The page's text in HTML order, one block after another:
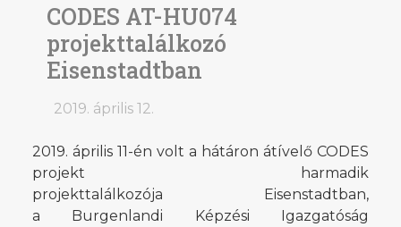
CODES AT-HU074
projekttalálkozó
Eisenstadtban
2019. április 12.
2019. április 11-én volt a hátáron átívelő CODES
projekt harmadik
projekttalálkozója Eisenstadtban,
a Burgenlandi Képzési Igazgatóság